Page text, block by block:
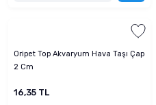
Oripet Top Akvaryum Hava Taşı Çap
2 Cm
16,35 TL